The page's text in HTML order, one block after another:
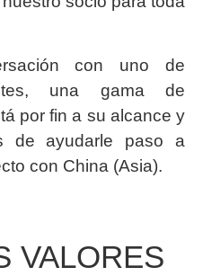
con uno de
una gama de
por fin a su alcance y
de ayudarle paso a
con China (Asia).
VALORES